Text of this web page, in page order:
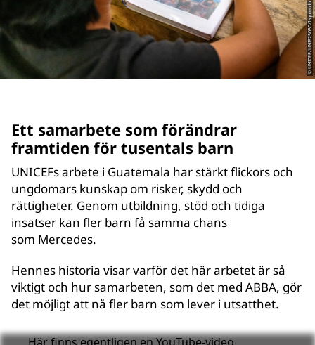
© UNICEF/UNI925050/Izquierdo
Ett samarbete som förändrar
framtiden för tusentals barn
UNICEFs arbete i Guatemala har stärkt flickors och
ungdomars kunskap om risker, skydd och
rättigheter. Genom utbildning, stöd och tidiga
insatser kan fler barn få samma chans
som Mercedes.
Hennes historia visar varför det här arbetet är så
viktigt och hur samarbeten, som det med ABBA, gör
det möjligt att nå fler barn som lever i utsatthet.
Här finns egentligen en YouTube-video.